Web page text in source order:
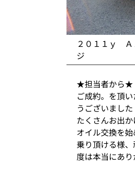
２０１１ｙ Ａ
ジ
★担当者から★
ご成約。を頂
うございまし
たくさんお出
オイル交換を
乗り頂ける様
度は本当にあ